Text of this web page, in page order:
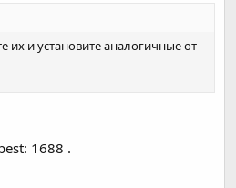
их и установите аналогичные от
1688 .